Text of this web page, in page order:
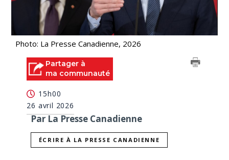
Photo: La Presse Canadienne, 2026
Partager à
ma communauté
15h00
26 avril 2026
Par La Presse Canadienne
ÉCRIRE À LA PRESSE CANADIENNE